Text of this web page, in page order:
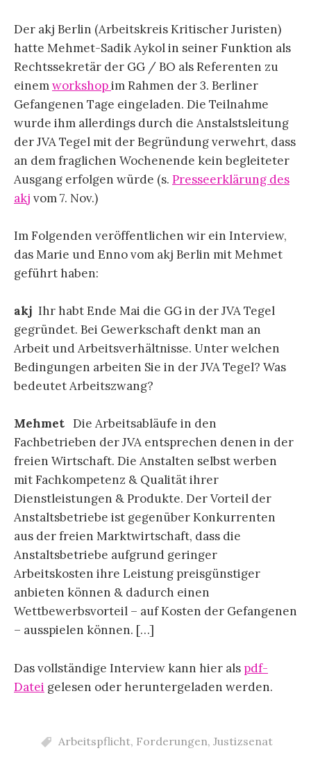
Der akj Berlin (Arbeitskreis Kritischer Juristen)
hatte Mehmet-Sadik Aykol in seiner Funktion als
Rechtssekretär der GG / BO als Referenten zu
einemworkshopim Rahmen der 3. Berliner
Gefangenen Tage eingeladen. Die Teilnahme
wurde ihm allerdings durch die Anstalstsleitung
der JVA Tegel mit der Begründung verwehrt, dass
an dem fraglichen Wochenende kein begleiteter
Ausgang erfolgen würde (s. Presseerklärung des
akj vom 7. Nov.)
Im Folgenden veröffentlichen wir ein Interview,
das Marie und Enno vom akj Berlin mit Mehmet
geführt haben:
akj Ihr habt Ende Mai die GG in der JVA Tegel
gegründet. Bei Gewerkschaft denkt man an
Arbeit und Arbeitsverhältnisse. Unter welchen
Bedingungen arbeiten Sie in der JVA Tegel? Was
bedeutet Arbeitszwang?
Mehmet Die Arbeitsabläufe in den
Fachbetrieben der JVA entsprechen denen in der
freien Wirtschaft. Die Anstalten selbst werben
mit Fachkompetenz & Qualität ihrer
Dienstleistungen & Produkte. Der Vorteil der
Anstaltsbetriebe ist gegenüber Konkurrenten
aus der freien Marktwirtschaft, dass die
Anstaltsbetriebe aufgrund geringer
Arbeitskosten ihre Leistung preisgünstiger
anbieten können & dadurch einen
Wettbewerbsvorteil – auf Kosten der Gefangenen
– ausspielen können. […]
Das vollständige Interview kann hier als pdf-
Datei gelesen oder heruntergeladen werden.
Arbeitspflicht, Forderungen, Justizsenat